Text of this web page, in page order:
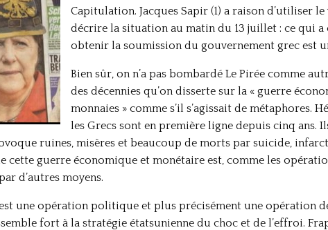
Capitulation. Jacques Sapir (1) a raison d’utiliser
décrire la situation au matin du 13 juillet : ce qui
obtenir la soumission du gouvernement grec est
Bien sûr, on n’a pas bombardé Le Pirée comme
des décennies qu’on disserte sur la « guerre
monnaies » comme s’il s’agissait de métaphores.
les Grecs sont en première ligne depuis cinq ans.
ruines, misères et beaucoup de morts par suicide,
cette guerre économique et monétaire est, comme les
d’autres moyens.
une opération politique et plus précisément une opération
fort à la stratégie étatsunienne du choc et de l’effroi.